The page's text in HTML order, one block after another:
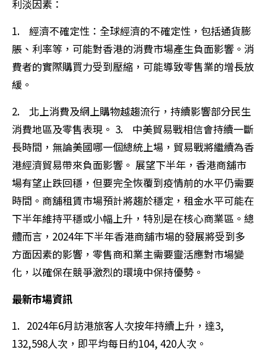
利淡因素：
1. 經濟不確定性：全球經濟的不確定性，包括通貨膨
脹、利率等，可能對香港的消費市場產生負面影響。消
費者的實際購買力受到壓縮，可能導致零售業的增長放
緩。
2. 北上消費及網上購物越趨流行，持續影響部分民生
消費地區及零售表現。 3. 中美貿易戰相信會持續一斷
長時間，無論美國哪一個總統上場，貿易戰將繼續為香
港經濟貿易帶來負面影響。 展望下半年，香港商舖市
場有望止跌回穩，但要完全恢覆到疫情前的水平仍需要
時間。商舖租賃市場預計將趨於穩定，租金水平可能在
下半年維持平穩或小幅上升，特別是在核心商業區。總
體而言，2024年下半年香港商舖市場的發展將受到多
方面因素的影響，零售商和業主需要靈活應對市場變
化，以確保在競爭激烈的環境中保持優勢。
最新市場資訊
1. 2024年6月訪港旅客人次按年持續上升，達3,
132,598人次，即平均每日約104, 420人次。